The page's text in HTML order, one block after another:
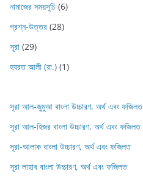
নামাজের সময়সূচি (6)
প্রশ্ন-উত্তর (28)
সূরা (29)
হযরত আলী (রা.) (1)
সূরা আল-জুমুআ বাংলা উচ্চারণ, অর্থ এবং ফজিলত
সূরা আল-হিজর বাংলা উচ্চারণ, অর্থ এবং ফজিলত
সূরা-আলাক বাংলা উচ্চারণ, অর্থ এবং ফজিলত
সূরা লাহাব‌‌‌ বাংলা উচ্চারণ, অর্থ এবং ফজিলত